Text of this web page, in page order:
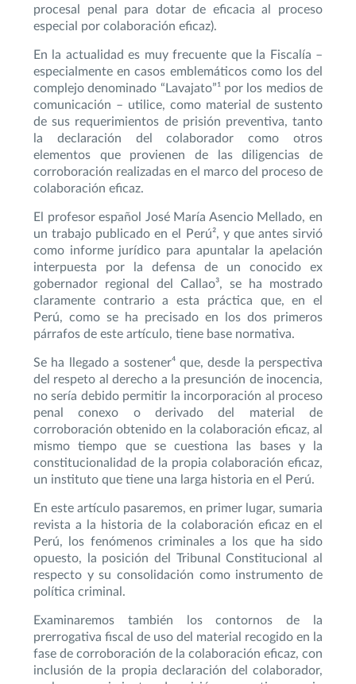
procesal penal para dotar de eficacia al proceso
especial por colaboración eficaz).
En la actualidad es muy frecuente que la Fiscalía –
especialmente en casos emblemáticos como los del
complejo denominado “Lavajato”¹ por los medios de
comunicación – utilice, como material de sustento
de sus requerimientos de prisión preventiva, tanto
la declaración del colaborador como otros
elementos que provienen de las diligencias de
corroboración realizadas en el marco del proceso de
colaboración eficaz.
El profesor español José María Asencio Mellado, en
un trabajo publicado en el Perú², y que antes sirvió
como informe jurídico para apuntalar la apelación
interpuesta por la defensa de un conocido ex
gobernador regional del Callao³, se ha mostrado
claramente contrario a esta práctica que, en el
Perú, como se ha precisado en los dos primeros
párrafos de este artículo, tiene base normativa.
Se ha llegado a sostener⁴ que, desde la perspectiva
del respeto al derecho a la presunción de inocencia,
no sería debido permitir la incorporación al proceso
penal conexo o derivado del material de
corroboración obtenido en la colaboración eficaz, al
mismo tiempo que se cuestiona las bases y la
constitucionalidad de la propia colaboración eficaz,
un instituto que tiene una larga historia en el Perú.
En este artículo pasaremos, en primer lugar, sumaria
revista a la historia de la colaboración eficaz en el
Perú, los fenómenos criminales a los que ha sido
opuesto, la posición del Tribunal Constitucional al
respecto y su consolidación como instrumento de
política criminal.
Examinaremos también los contornos de la
prerrogativa fiscal de uso del material recogido en la
fase de corroboración de la colaboración eficaz, con
inclusión de la propia declaración del colaborador,